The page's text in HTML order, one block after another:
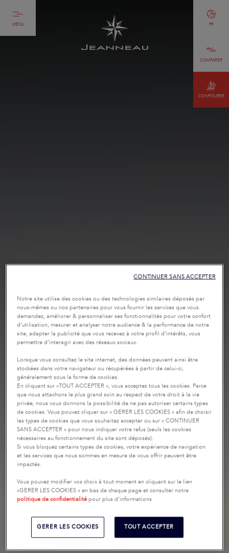
MENU
CONFIGURER
COMPARER
FR
Notre site utilise des cookies ou des technologies similaires déposés par
nous-mêmes ou nos partenaires pour vous fournir les services que vous
demandez, améliorer & personnaliser ses fonctionnalités pour votre confort
d’utilisation, mesurer et analyser notre audience & la performance de notre
site, adapter la publicité que vous recevez à votre profil d’intérêts, vous
permettre d’interagir avec des réseaux sociaux.
Lorsque vous consultez le site internet, des données peuvent ainsi être
stockées dans votre navigateur ou récupérées à partir de celui-ci,
généralement sous la forme de cookies.
En cliquant sur «TOUT ACCEPTER », vous acceptez tous les cookies. Parce
que nous attachons le plus grand soin au respect de votre droit à la vie
privée, nous vous donnons la possibilité de ne pas autoriser certains types
de cookies. Vous pouvez cliquer sur « GERER LES COOKIES » afin de choisir
les types de cookies que vous souhaitez accepter ou sur « CONTINUER
SANS ACCEPTER » pour nous indiquer votre refus (seuls les cookies
nécessaires au fonctionnement du site sont déposés).
Si vous bloquez certains types de cookies, votre expérience de navigation
et les services que nous sommes en mesure de vous offrir peuvent être
impactés.
Vous pouvez modifier vos choix à tout moment en cliquant sur le lien
«GERER LES COOKIES » en bas de chaque page et consulter notre
politique de confidentialité pour plus d’informations
GERER LES COOKIES TOUT ACCEPTER
CONTINUER SANS ACCEPTER